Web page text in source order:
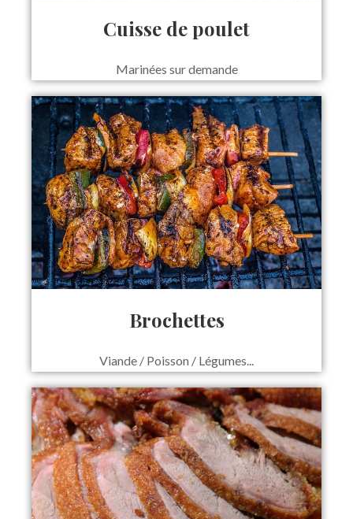
Cuisse de poulet
Marinées sur demande
Brochettes
Viande / Poisson / Légumes...